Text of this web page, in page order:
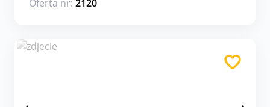
Oferta nr: 2120